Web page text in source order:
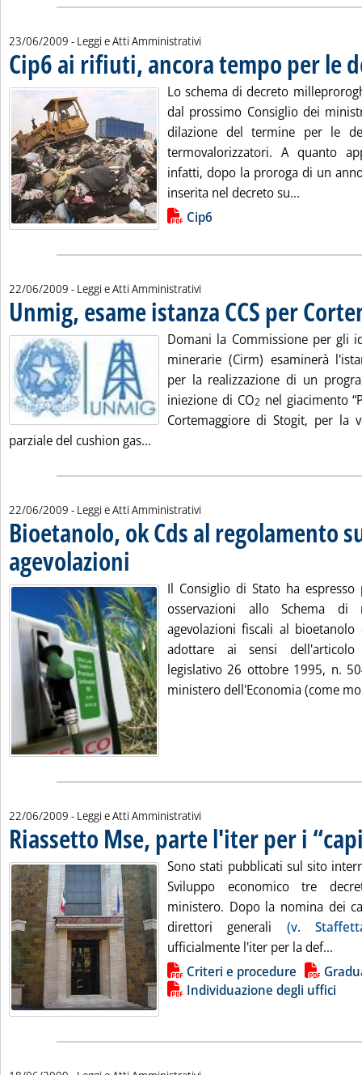
23/06/2009 - Leggi e Atti Amministrativi
Cip6 ai rifiuti, ancora tempo per le
Lo schema di decreto
dal prossimo Consiglio dei
dilazione del termine per le
termovalorizzatori. A quanto
infatti, dopo la proroga di un
inserita nel decreto su...
Lista allegati PDF alla notizia
Cip6
22/06/2009 - Leggi e Atti Amministrativi
Unmig, esame istanza CCS per
Domani la Commissione per gli
minerarie (Cirm) esaminerà
per la realizzazione di un
iniezione di CO2 nel giacimento
Cortemaggiore di Stogit, per la
parziale del cushion gas...
22/06/2009 - Leggi e Atti Amministrativi
Bioetanolo, ok Cds al regolamento
agevolazioni . Pubblicata lunedì 22 giugno 2009 alle 14.39.
Il Consiglio di Stato ha espresso
osservazioni allo Schema di
agevolazioni fiscali al
adottare ai sensi
legislativo 26 ottobre 1995, n.
ministero dell'Economia (come
22/06/2009 - Leggi e Atti Amministrativi
Riassetto Mse, parte l'iter per i
Sono stati pubblicati sul sito
Sviluppo economico tre
ministero. Dopo la nomina dei
direttori generali (v.
ufficialmente l'iter per la def...
Lista allegati PDF alla notiziaCriteri e procedure
Individuazione degli uffici